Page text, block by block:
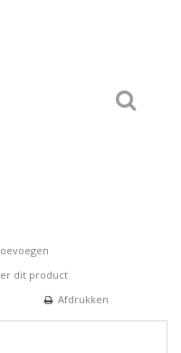
dit product
Afdrukken